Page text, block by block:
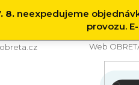
8. neexpedujeme
provozu.
Web